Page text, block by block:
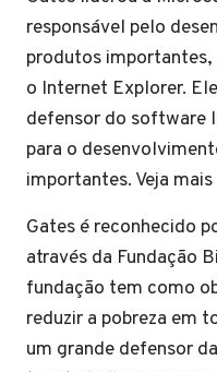
responsável pelo
produtos
o Internet Explorer.
defensor do software
para o
importantes. Veja
Gates é reconhecido
através da Fundação
fundação tem como
reduzir a pobreza em
um grande defensor